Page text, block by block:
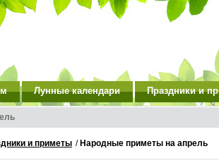
Лунные календари Праздники и
и приметы / Народные приметы на апрель